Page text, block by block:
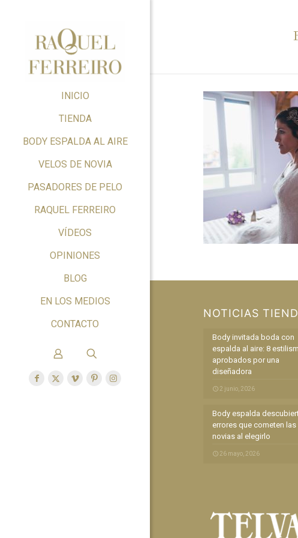
INICIO
TIENDA
BODY ESPALDA AL AIRE
VELOS DE NOVIA
PASADORES DE PELO
RAQUEL FERREIRO
VÍDEOS
OPINIONES
BLOG
EN LOS MEDIOS
CONTACTO
NOTICIAS
Body invitada boda con
espalda al aire: 8
aprobados por una
diseñadora
2 junio, 2026
Body espalda
errores que cometen las
novias al elegirlo
26 mayo, 2026